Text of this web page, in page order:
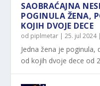
SAOBRAĆAJNA
POGINULA ŽENA,
KOJIH DVOJE DECE
od piplmetar |25. jul 2024
Jedna žena je
od kojih dvoje dece od